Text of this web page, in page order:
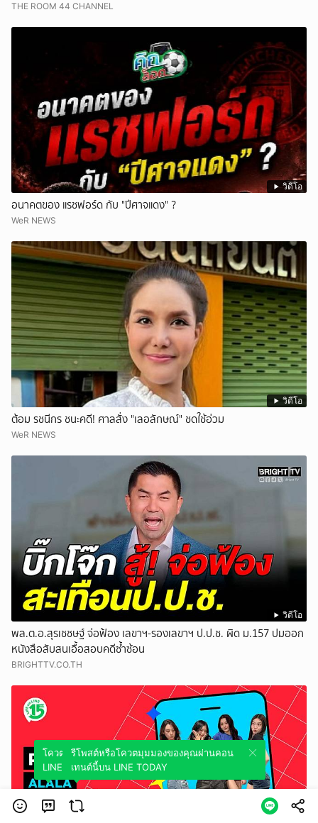
THE ROOM 44 CHANNEL
วิดีโอ
อนาคตของ แรชฟอร์ด กับ "ปีศาจแดง" ?
WeR NEWS
วิดีโอ
ต้อม รชนีกร ชนะคดี! ศาลสั่ง "เลอลักษณ์" ชดใช้อ่วม
WeR NEWS
วิดีโอ
พล.ต.อ.สุรเชชษฐ์ จ่อฟ้อง เลขาฯ-รองเลขาฯ ป.ป.ช. ผิด ม.157 ปมออก
หนังสือสับสนเอื้อสอบคดีซ้ำซ้อน
BRIGHTTV.CO.TH
โควตมุมมองของคุณผ่านคอนเทนต์นี้บน
LINE TODAY
รีโพสต์หรือโควตมุมมองของคุณผ่านคอน
เทนต์นี้บน LINE TODAY